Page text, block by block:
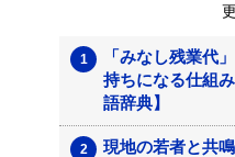
「みなし残業代
持ちになる仕組
語辞典】
現地の若者と共